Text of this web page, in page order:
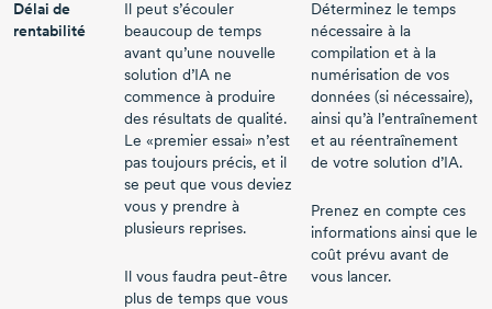
Délai de
rentabilité
Il peut s’écouler
beaucoup de temps
avant qu’une nouvelle
solution d’IA ne
commence à produire
des résultats de qualité.
Le «premier essai» n’est
pas toujours précis, et il
se peut que vous deviez
vous y prendre à
plusieurs reprises.
Il vous faudra peut-être
plus de temps que vous
Déterminez le temps
nécessaire à la
compilation et à la
numérisation de vos
données (si nécessaire),
ainsi qu’à l’entraînement
et au réentraînement
de votre solution d’IA.
Prenez en compte ces
informations ainsi que le
coût prévu avant de
vous lancer.